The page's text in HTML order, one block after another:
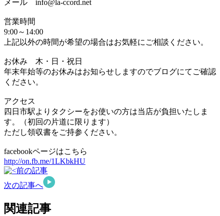
メール info@la-ccord.net
営業時間
9:00～14:00
上記以外の時間が希望の場合はお気軽にご相談ください。
お休み 木・日・祝日
年末年始等のお休みはお知らせしますのでブログにてご確認
ください。
アクセス
四日市駅よりタクシーをお使いの方は当店が負担いたしま
す。（初回の片道に限ります）
ただし領収書をご持参ください。
facebookページはこちら
http://on.fb.me/1LKbkHU
前の記事
次の記事へ
関連記事